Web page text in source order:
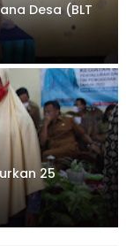
Desa (BLT
25